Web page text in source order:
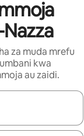
za muda mrefu
kwa
au zaidi.
kwa kutumia